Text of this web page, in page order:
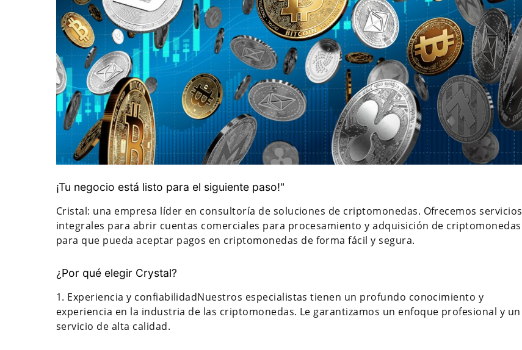
¡Tu negocio está listo para el siguiente paso!"
Cristal: una empresa líder en consultoría de soluciones de criptomonedas. Ofrecemos servicios
integrales para abrir cuentas comerciales para procesamiento y adquisición de criptomonedas
para que pueda aceptar pagos en criptomonedas de forma fácil y segura.
¿Por qué elegir Crystal?
1. Experiencia y confiabilidadNuestros especialistas tienen un profundo conocimiento y
experiencia en la industria de las criptomonedas. Le garantizamos un enfoque profesional y un
servicio de alta calidad.